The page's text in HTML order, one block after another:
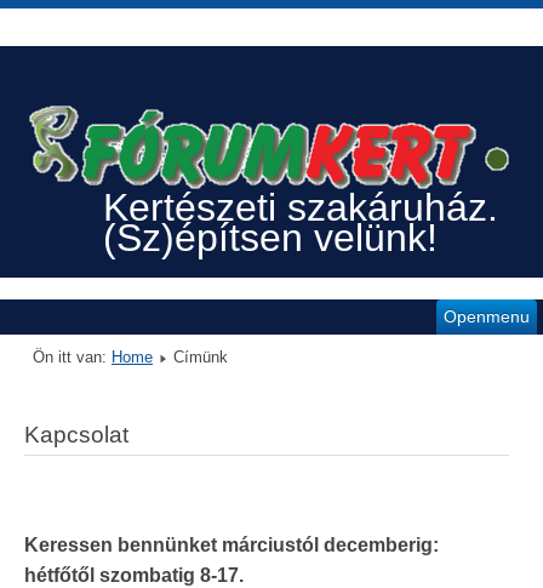
Kertészeti szakáruház.
(Sz)építsen velünk!
Openmenu
Ön itt van: Home Címünk
Kapcsolat
Keressen bennünket márciustól decemberig:
hétfőtől szombatig 8-17.